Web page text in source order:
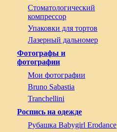
Стоматологический
компрессор
Упаковки для тортов
Лазерный дальномер
Фотографы и
фотографии
Мои фотографии
Bruno Sabastia
Tranchellini
Роспись на одежде
Рубашка Babygirl Erodance